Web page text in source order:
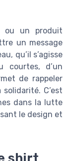
ou un produit
un message
qu’il s’agisse
courtes, d’un
de rappeler
C’est
dans la lutte
le design et